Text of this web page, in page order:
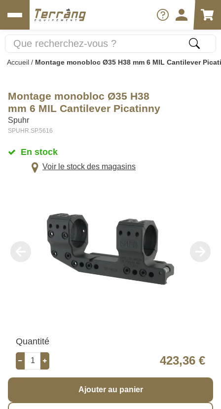
Accueil / Montage monobloc Ø35 H38 mm 6 MIL Cantilever
Montage monobloc Ø35 H38
mm 6 MIL Cantilever Picatinny
Spuhr
SPUHR.SP.5616
En stock
Voir le stock des magasins
Quantité
423,36 €
Ajouter au panier